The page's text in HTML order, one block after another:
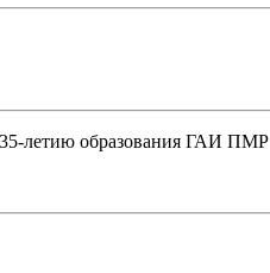
35-летию образования ГАИ ПМР